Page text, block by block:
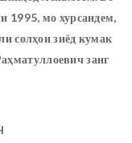
1995, мо хурсандем,
солҳои зиёд кумак
занг